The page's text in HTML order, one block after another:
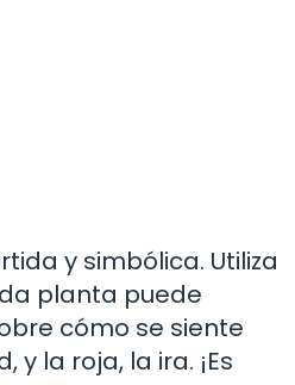
y simbólica. Utiliza
planta puede
cómo se siente
la roja, la ira. ¡Es